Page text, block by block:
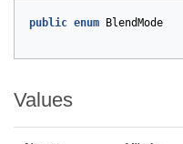
public enum BlendMode
Values